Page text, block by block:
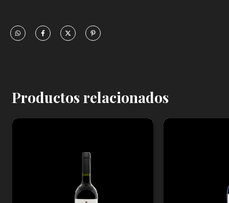
Productos relacionados